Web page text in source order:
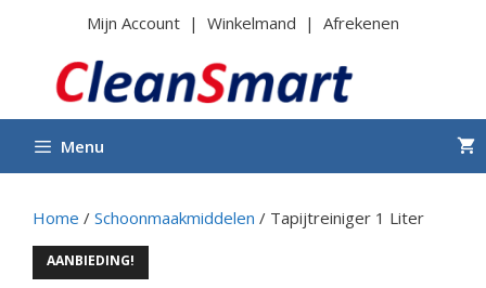
Mijn Account | Winkelmand | Afrekenen
Menu
Home / Schoonmaakmiddelen / Tapijtreiniger 1 Liter
AANBIEDING!